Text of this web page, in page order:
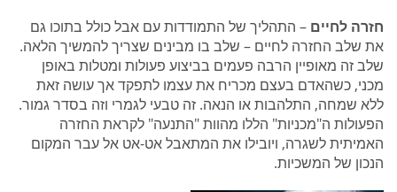
חזרה לחיים – התהליך של התמודדות עם אבל כולל בתוכו גם
את שלב החזרה לחיים – שלב בו מבינים שצריך להמשיך הלאה.
שלב זה מאופיין הרבה פעמים בביצוע פעולות ומטלות באופן
מכני, כשהאדם בעצם מכריח את עצמו לתפקד אך עושה זאת
ללא שמחה, התלהבות או הנאה. זה טבעי לגמרי וזה בסדר גמור.
הפעולות ה"מכניות" הללו מהוות "התנעה" לקראת החזרה
האמיתית לשגרה, ויובילו את המתאבל אט-אט אל עבר המקום
הנכון של המשכיות.